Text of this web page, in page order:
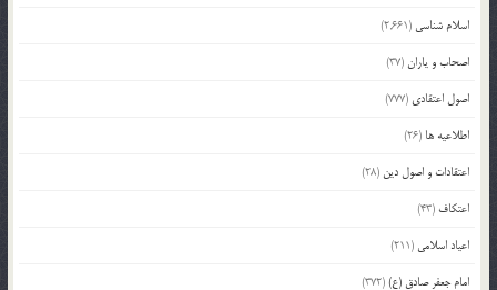
اسلام شناسی (2,661)
اصحاب و یاران(37)
اصول اعتقادی (777)
اطلاعیه ها (26)
اعتقادات و اصول دین (28)
اعتکاف (43)
اعیاد اسلامی (211)
امام جعفر صادق (ع)(372)